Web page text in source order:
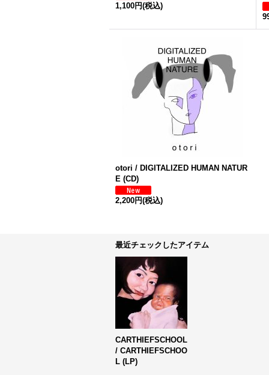
1,100円(税込)
otori / DIGITALIZED HUMAN NATUR
E (CD)
2,200円(税込)
最近チェックしたアイテム
CARTHIEFSCHOOL
/ CARTHIEFSCHOO
L (LP)